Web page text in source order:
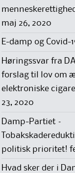
maj 26, 2020
E-damp og Covid-
Høringssvar fra
forslag til lov om
elektroniske
23, 2020
Damp-Partiet –
politisk prioritet!
Hvad sker der i